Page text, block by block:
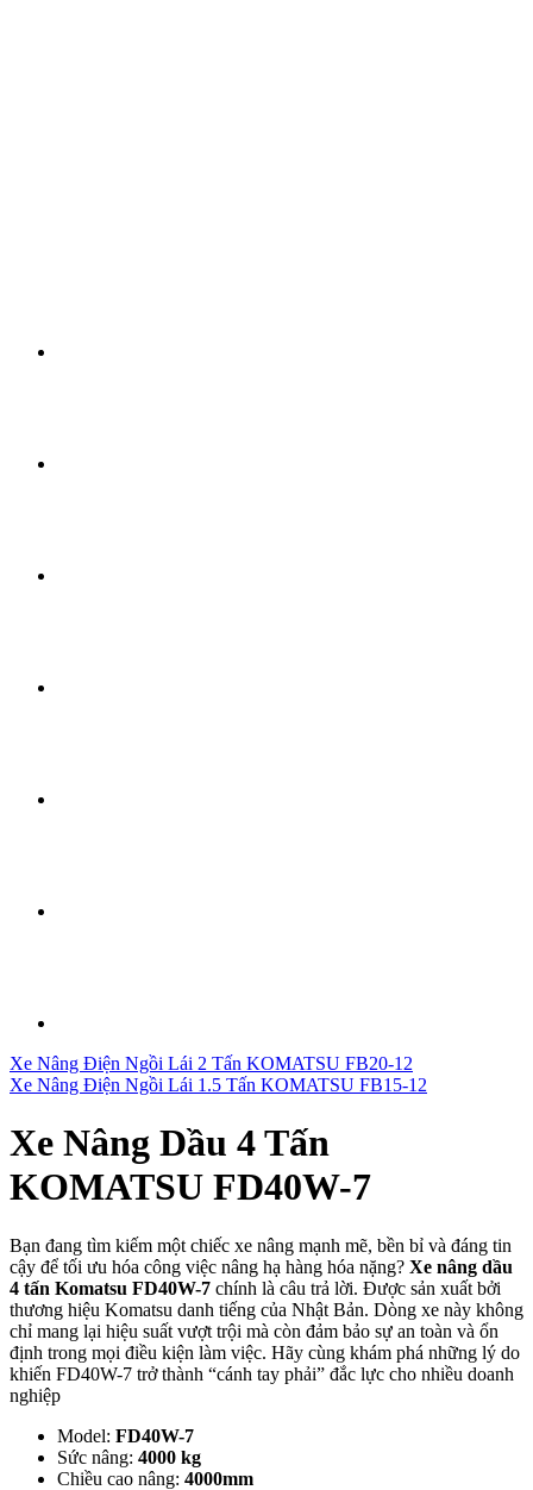
Xe Nâng Điện Ngồi Lái 2 Tấn KOMATSU FB20-12
Xe Nâng Điện Ngồi Lái 1.5 Tấn KOMATSU FB15-12
Xe Nâng Dầu 4 Tấn
KOMATSU FD40W-7
Bạn đang tìm kiếm một chiếc xe nâng mạnh mẽ, bền bỉ và đáng tin
cậy để tối ưu hóa công việc nâng hạ hàng hóa nặng? Xe nâng dầu
4 tấn Komatsu FD40W-7 chính là câu trả lời. Được sản xuất bởi
thương hiệu Komatsu danh tiếng của Nhật Bản. Dòng xe này không
chỉ mang lại hiệu suất vượt trội mà còn đảm bảo sự an toàn và ổn
định trong mọi điều kiện làm việc. Hãy cùng khám phá những lý do
khiến FD40W-7 trở thành “cánh tay phải” đắc lực cho nhiều doanh
nghiệp
Model: FD40W-7
Sức nâng: 4000 kg
Chiều cao nâng: 4000mm